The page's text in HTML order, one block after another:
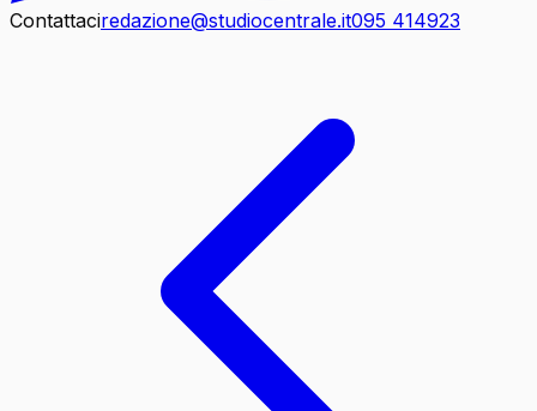
Contattaciredazione@studiocentrale.it095 414923